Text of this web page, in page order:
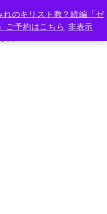
れのキリスト教？続編「ゼ
ご予約はこちら 非表示
バー